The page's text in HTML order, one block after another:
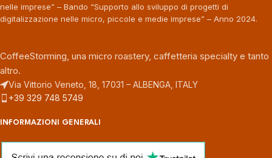
nelle imprese” – Bando “Supporto allo sviluppo di progetti di
digitalizzazione nelle micro, piccole e medie imprese” – Anno 2024.
CoffeeStorming, una micro roastery, caffetteria specialty e tanto
altro.
Via Vittorio Veneto, 18, 17031 – ALBENGA, ITALY
+39 329 748 5749
INFORMAZIONI GENERALI